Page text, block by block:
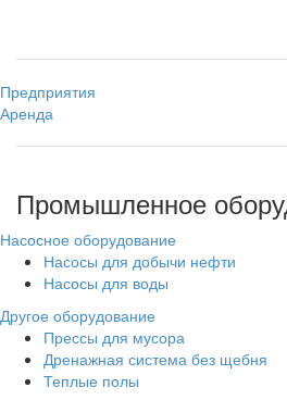
Предприятия
Аренда
Промышленное
Насосное оборудование
Насосы для добычи нефти
Насосы для воды
Другое оборудование
Прессы для мусора
Дренажная система без щебня
Теплые полы